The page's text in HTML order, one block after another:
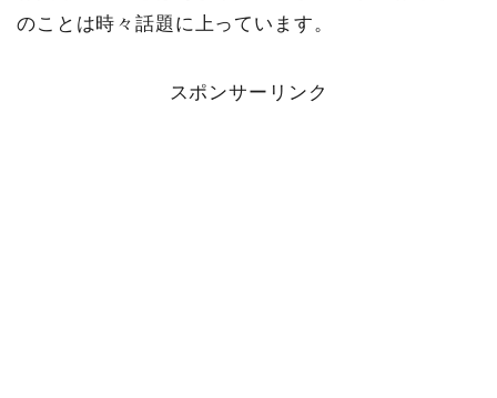
のことは時々話題に上っています。
スポンサーリンク